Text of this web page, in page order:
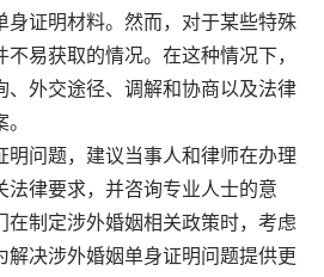
身证明材料。然而，对于某些特殊
易获取的情况。在这种情况下，
、外交途径、调解和协商以及法律
问题，建议当事人和律师在办理
法律要求，并咨询专业人士的意
在制定涉外婚姻相关政策时，考虑
解决涉外婚姻单身证明问题提供更